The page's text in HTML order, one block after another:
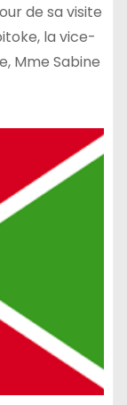
de sa visite
la vice-
Mme Sabine